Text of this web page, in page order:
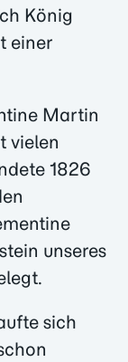
König
einer
Martin
vielen
1826
unseres
sich